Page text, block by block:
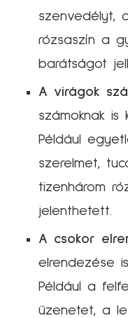
szenvedélyt,
rózsaszín a
barátságot
A virágok
számoknak is
Például
szerelmet,
tizenhárom
jelenthetett.
A csokor
elrendezése
Például a
üzenetet, a